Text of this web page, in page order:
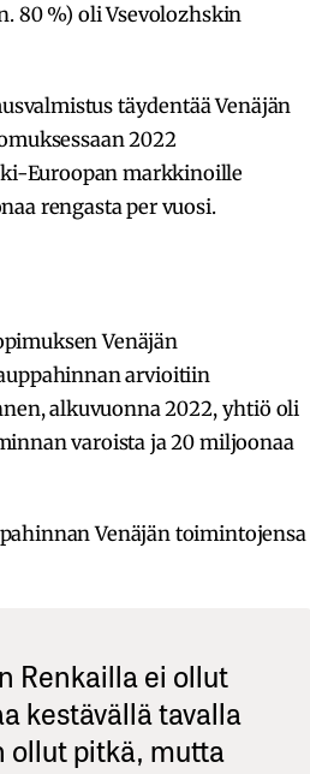
80 %) oli Vsevolozhskin
täydentää Venäjän
2022
Euroopan markkinoille
rengasta per vuosi.
Venäjän
arvioitiin
alkuvuonna 2022, yhtiö oli
varoista ja 20 miljoonaa
Venäjän toimintojensa
Renkailla ei ollut
kestävällä tavalla
ollut pitkä, mutta